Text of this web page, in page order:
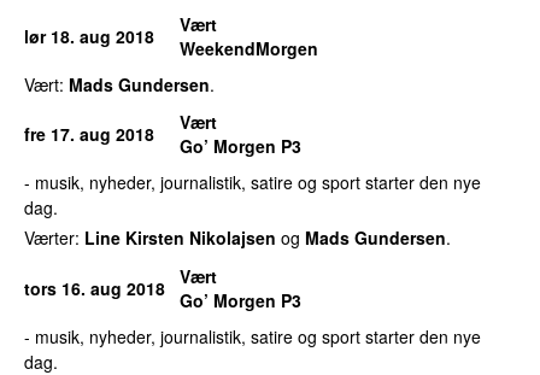
lør 18. aug 2018
Vært
WeekendMorgen
Vært: Mads Gundersen.
fre 17. aug 2018
Vært
Go’ Morgen P3
- musik, nyheder, journalistik, satire og sport starter den nye
dag.
Værter: Line Kirsten Nikolajsen og Mads Gundersen.
tors 16. aug 2018 Vært
Go’ Morgen P3
- musik, nyheder, journalistik, satire og sport starter den nye
dag.